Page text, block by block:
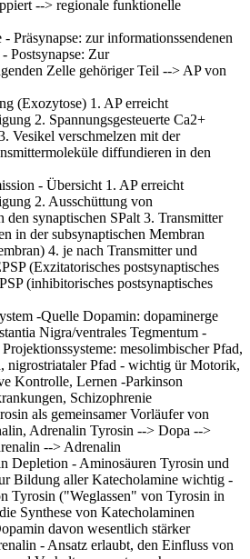
--> regionale funktionelle
- Präsynapse: zur informationssendenen
Postsynapse: Zur
Zelle gehöriger Teil --> AP von
(Exozytose) 1. AP erreicht
2. Spannungsgesteuerte Ca2+
Vesikel verschmelzen mit der
diffundieren in den
- Übersicht 1. AP erreicht
2. Ausschüttung von
den synaptischen SPalt 3. Transmitter
in der subsynaptischen Membran
4. je nach Transmitter und
(Exzitatorisches postsynaptisches
(inhibitorisches postsynaptisches
-Quelle Dopamin: dopaminerge
Nigra/ventrales Tegmentum -
mesolimbischer Pfad,
nigrostriataler Pfad - wichtig ür Motorik,
Kontrolle, Lernen -Parkinson
Schizophrenie
als gemeinsamer Vorläufer von
Adrenalin Tyrosin --> Dopa -->
--> Adrenalin
Depletion - Aminosäuren Tyrosin und
Bildung aller Katecholamine wichtig -
Tyrosin ("Weglassen" von Tyrosin in
Synthese von Katecholaminen
davon wesentlich stärker
- Ansatz erlaubt, den Einfluss von